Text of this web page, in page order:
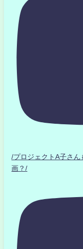
/プロジェクトA子さ
画？/